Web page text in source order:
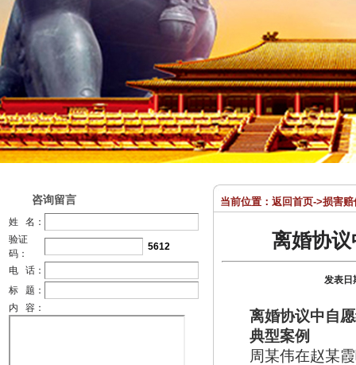
咨询留言
姓 名：
验证
码：
5612
电 话：
标 题：
内 容：
当前位置： 返回首页->损害赔
离婚协
发表日
离婚协议中自
典型案例
周某伟在赵某